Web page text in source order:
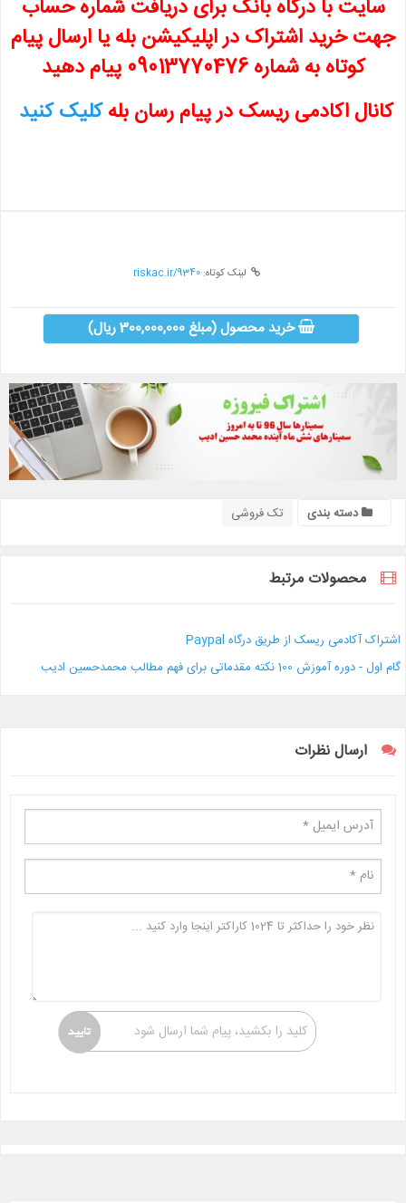
سایت با درگاه بانک برای دریافت شماره حساب
جهت خرید اشتراک در اپلیکیشن بله یا ارسال پیام
کوتاه به شماره 09013770476 پیام دهید
کانال اکادمی ریسک در پیام رسان بلهکلیک کنید
لینک کوتاه:riskac.ir/9340
خرید محصول (مبلغ 300,000,000 ریال)
دسته بندی تک فروشی
محصولات مرتبط
اشتراک آکادمی ریسک از طریق درگاه Paypal
گام اول - دوره آموزش 100 نکته مقدماتی برای فهم مطالب محمدحسین ادیب
ارسال نظرات
کلید را بکشید، پیام شما ارسال شود